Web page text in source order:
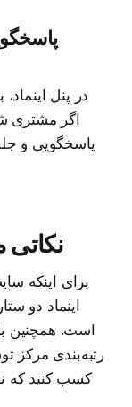
در پنل
اگر مشتری
پاسخگویی و
نکاتی
برای اینکه
اینماد دو
رتبه‌بندی مرکز
کسب کنید که